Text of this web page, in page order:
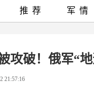
攻破！俄军“地
21:57:16
推荐 军情